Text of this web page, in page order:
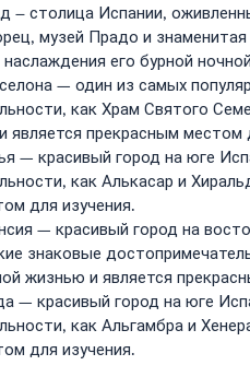
– столица Испании,
музей Прадо и
его бурной
— один из самых
как Храм Святого
является прекрасным местом
— красивый город на юге
как Алькасар и
для изучения.
— красивый город на
знаковые
жизнью и является
— красивый город на юге
как Альгамбра и
для изучения.